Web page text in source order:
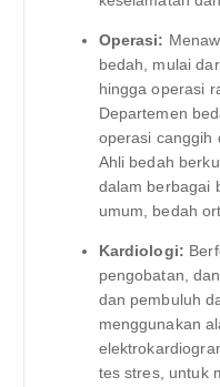
Operasi:
bedah, mulai
hingga operasi
Departemen
operasi canggih
Ahli bedah
dalam berbagai
umum, bedah
Kardiologi:
pengobatan,
dan pembuluh
menggunakan
tes stres, untuk